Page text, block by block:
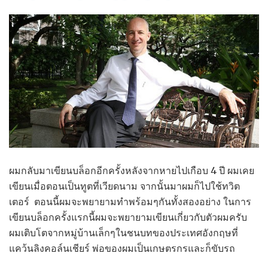
ผมกลับมาเขียนบล็อกอีกครั้งหลังจากหายไปเกือบ 4 ปี ผมเคย
เขียนเมื่อตอนเป็นทูตที่เวียดนาม จากนั้นมาผมก็ไปใช้ทวิต
เตอร์ ตอนนี้ผมจะพยายามทำพร้อมๆกันทั้งสองอย่าง ในการ
เขียนบล็อกครั้งแรกนี้ผมจะพยายามเขียนเกี่ยวกับตัวผมครับ
ผมเติบโตจากหมู่บ้านเล็กๆในชนบทของประเทศอังกฤษที่
แคว้นลิงคอล์นเชียร์ พ่อของผมเป็นเกษตรกรและก็ขับรถ